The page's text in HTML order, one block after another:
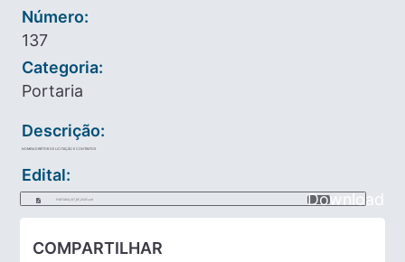
Número:
137
Categoria:
Portaria
Descrição:
NOMEIA DIRETOR DE LICITAÇÃO E CONTRATOS
Edital:
PORTARIA_137_DE_2025.pdf Download
COMPARTILHAR